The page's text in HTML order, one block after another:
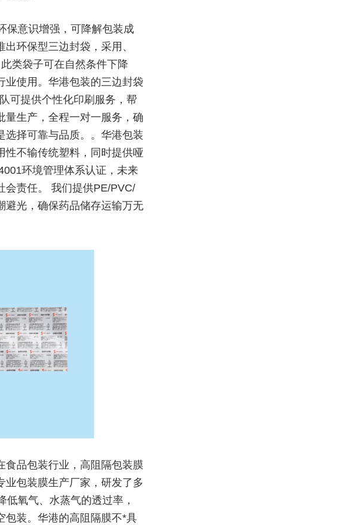
意识增强，可降解包装成
环保型三边封袋，采用、
类袋子可在自然条件下降
业使用。华港包装的三边封袋
可提供个性化印刷服务，帮
量生产，全程一对一服务，确
选择可靠与品质。。华港包装
性不输传统塑料，同时提供哑
环境管理体系认证，未来
会责任。 我们提供PE/PVC/
避光，确保药品储存运输万无
品包装行业，高阻隔包装膜
包装膜生产厂家，研发了多
氧气、水蒸气的透过率，
包装。华港的高阻隔膜不*具